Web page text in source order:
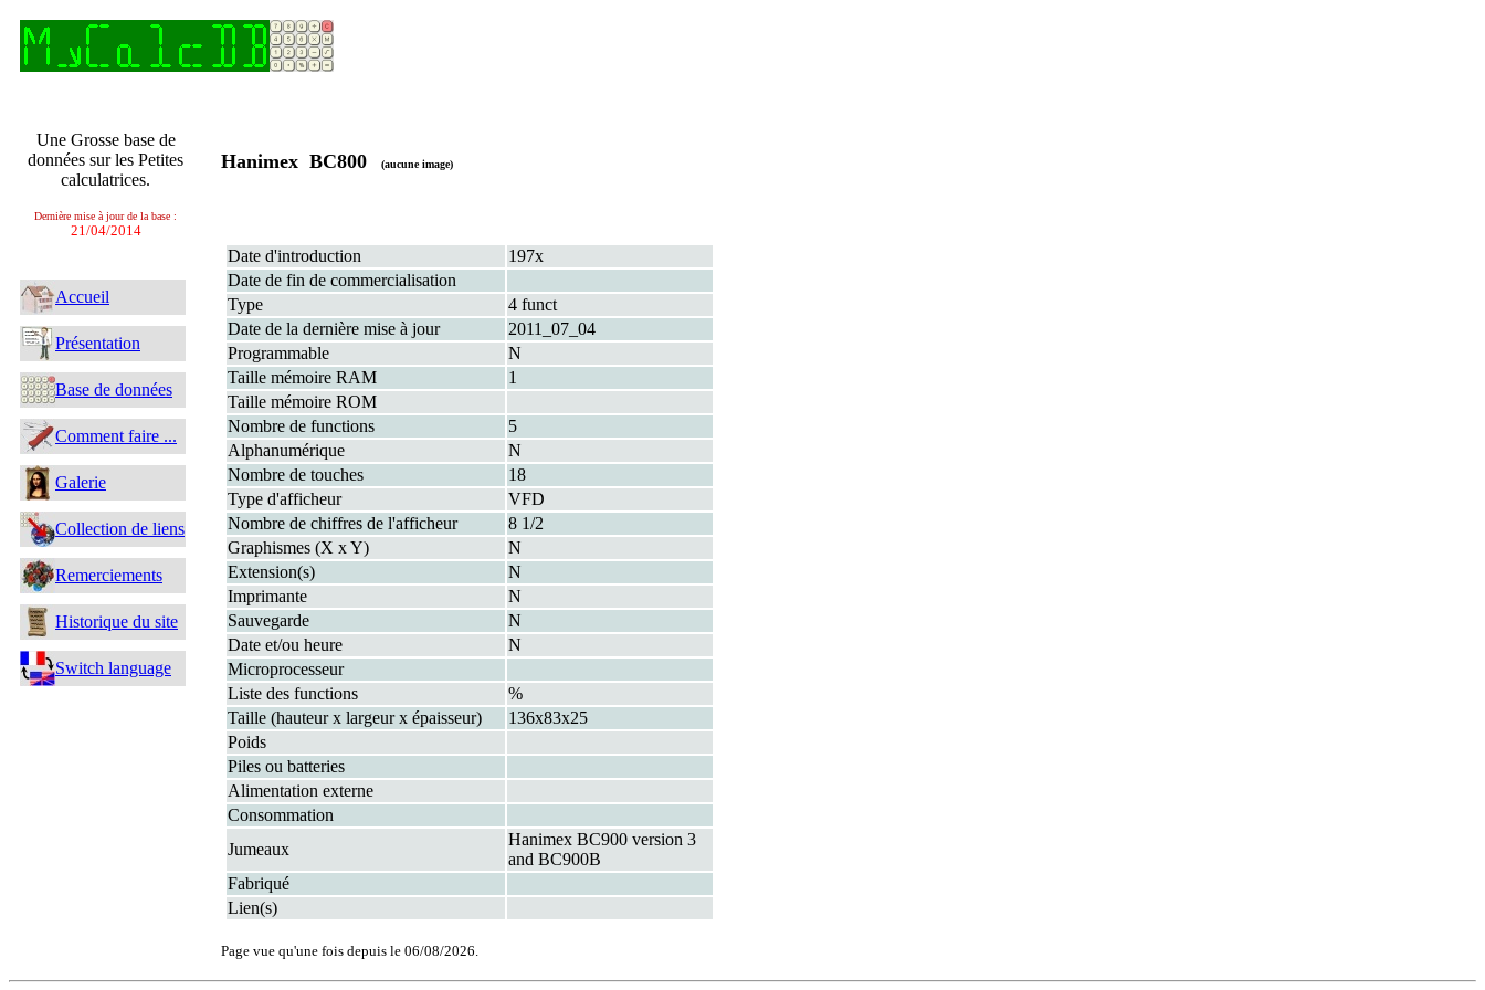
Une Grosse base de
données sur les Petites
calculatrices.
Dernière mise à jour de la base :
21/04/2014
Accueil
Présentation
Base de données
Comment faire ...
Galerie
Collection de liens
Remerciements
Historique du site
Switch language
Hanimex BC800 (aucune image)
Date d'introduction
197x
Date de fin de commercialisation
Type
4 funct
Date de la dernière mise à jour
2011_07_04
Programmable
N
Taille mémoire RAM
1
Taille mémoire ROM
Nombre de functions
5
Alphanumérique
N
Nombre de touches
18
Type d'afficheur
VFD
Nombre de chiffres de l'afficheur
8 1/2
Graphismes (X x Y)
N
Extension(s)
N
Imprimante
N
Sauvegarde
N
Date et/ou heure
N
Microprocesseur
Liste des functions
%
Taille (hauteur x largeur x épaisseur)
136x83x25
Poids
Piles ou batteries
Alimentation externe
Consommation
Jumeaux
Hanimex BC900 version 3
and BC900B
Fabriqué
Lien(s)
Page vue qu'une fois depuis le 06/08/2026.